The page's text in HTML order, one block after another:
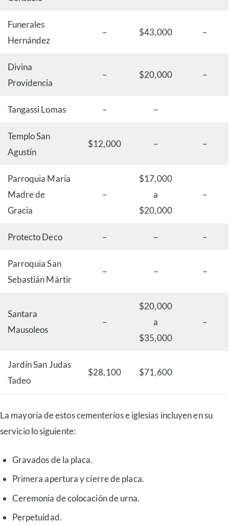
Funerales
Hernández
– $43,000 –
Divina
Providencia
– $20,000 –
Tangassi Lomas – –
Templo San
Agustín
$12,000 – –
Parroquia María
Madre de
Gracia
–
$17,000
a
$20,000
–
Protecto Deco – – –
Parroquia San
Sebastián Mártir
– – –
Santara
Mausoleos
–
$20,000
a
$35,000
–
Jardín San Judas
Tadeo
$28,100 $71,600
La mayoría de estos cementerios e iglesias incluyen en su
servicio lo siguiente:
Gravados de la placa.
Primera apertura y cierre de placa.
Ceremonia de colocación de urna.
Perpetuidad.